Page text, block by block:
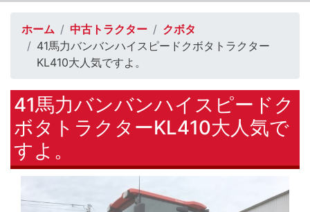
ホーム 中古トラクター
クボタ
41馬力バンバンハイスピードクボタトラクター
KL410大人気ですよ。
41馬力バンバンハイスピードク
ボタトラクターKL410大人気で
すよ。